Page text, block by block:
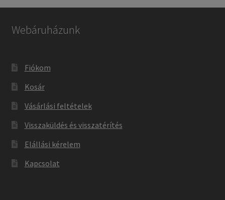
Webáruházunk
Fiókom
Kosár
Vásárlási feltételek
Visszaküldés és visszatérítés
Elállási kérelem
Kapcsolat